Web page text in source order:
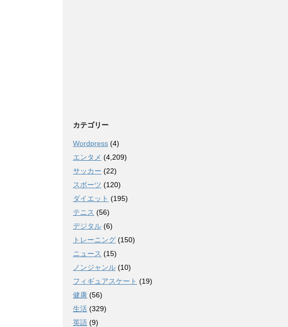
カテゴリー
Wordpress (4)
エンタメ (4,209)
サッカー (22)
スポーツ (120)
ダイエット (195)
テニス (56)
デジタル (6)
トレーニング (150)
ニュース (15)
ノンジャンル (10)
フィギュアスケート (19)
健康 (56)
生活 (329)
英語 (9)